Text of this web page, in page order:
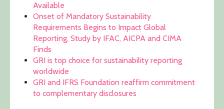
Available
Onset of Mandatory Sustainability
Requirements Begins to Impact Global
Reporting, Study by IFAC, AICPA and CIMA
Finds
GRI is top choice for sustainability reporting
worldwide
GRI and IFRS Foundation reaffirm commitment
to complementary disclosures